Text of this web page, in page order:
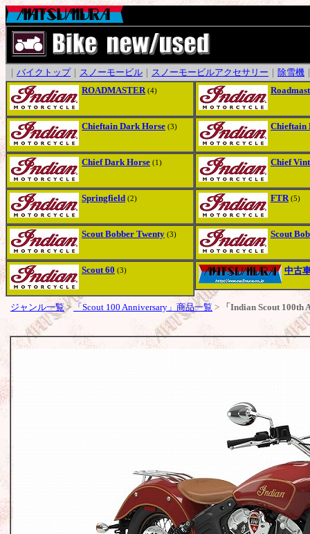
バイクトップ｜ スノーモービル スノーモービルアクセサリー 除雪機
ROADMASTER (4)
Chieftain Dark Horse (3) Chieftain
Chief Dark Horse (1) Chief
Springfield (2) FTR (5)
Scout Bobber Twenty (3) Scout
Scout 60 (3) 中古
ジャンル一覧> 「Scout 100 Anniversary」商品一覧 > 「Indian Scout 100th